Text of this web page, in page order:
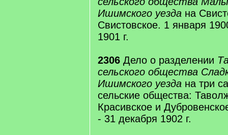
Ишимского уезда на
Свистовское. 1 января
1901 г.
2306 Дело о разделении
сельского общества
Ишимского уезда на три
сельские общества:
Красивское и
- 31 декабря 1902 г.